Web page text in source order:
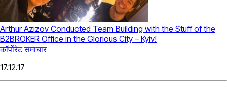
Arthur Azizov Conducted Team Building with the Stuff of the
B2BROKER Office in the Glorious City – Kyiv!
कॉर्पोरेट समाचार
17.12.17